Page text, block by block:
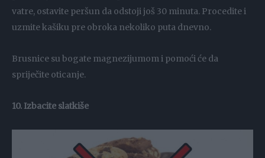
vatre, ostavite peršun da odstoji još 30 minuta. Procedite i
uzmite kašiku pre obroka nekoliko puta dnevno.
Brusnice su bogate magnezijumom i pomoći će da
spriječite oticanje.
10. Izbacite slatkiše